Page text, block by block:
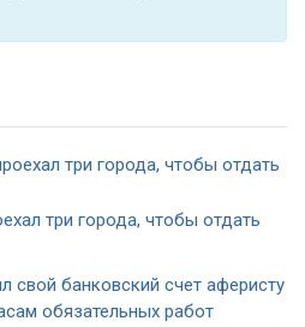
три города, чтобы отдать